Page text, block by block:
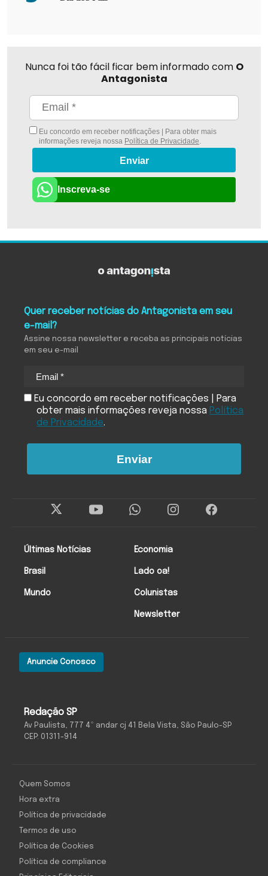
Nunca foi tão fácil ficar bem informado com O
Antagonista
Eu concordo em receber notificações | Para obter mais
informações reveja nossa Política de Privacidade
Enviar
Inscreva-se
Redação SP
Av Paulista, 777 4º andar cj 41 Bela Vista, São Paulo-SP
CEP: 01311-914
Anuncie Conosco
Últimas Notícias
Brasil
Mundo
Economia
Lado oa!
Colunistas
Newsletter
Quer receber notícias do Antagonista em seu
e-mail?
Assine nossa newsletter e receba as principais notícias
em seu e-mail
Eu concordo em receber notificações | Para
obter mais informações reveja nossa Política
de Privacidade.
Enviar
Quem Somos
Hora extra
Política de privacidade
Termos de uso
Política de Cookies
Política de compliance